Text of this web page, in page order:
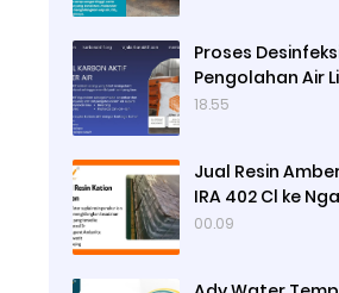
Proses
Pengolahan Air
Menggunakan
18.55
Jual Resin
IRA 402 Cl ke
Ady Water
00.09